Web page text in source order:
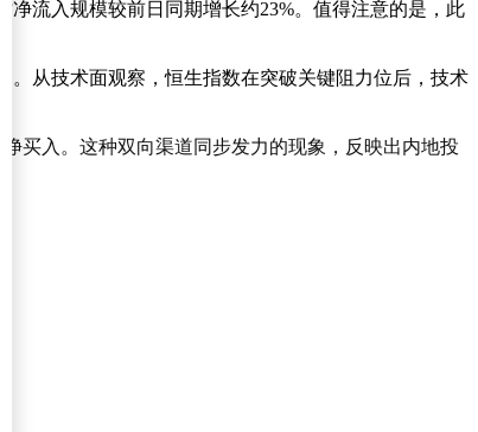
流入规模较前日同期增长约23%。值得注意的是，此
从技术面观察，恒生指数在突破关键阻力位后，技术
买入。这种双向渠道同步发力的现象，反映出内地投